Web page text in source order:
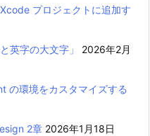
プロジェクトに追加す
英字の大文字」
2026年2月
の環境をカスタマイズする
2章 2026年1月18日